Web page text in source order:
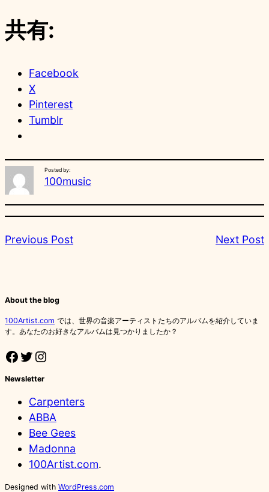
共有:
Facebook
X
Pinterest
Tumblr
Posted by:
100music
Previous Post Next Post
About the blog
100Artist.com では、世界の音楽アーティストたちのアルバムを紹介していま
す。あなたのお好きなアルバムは見つかりましたか？
Facebook Twitter Instagram
Newsletter
Carpenters
ABBA
Bee Gees
Madonna
100Artist.com.
Designed with WordPress.com